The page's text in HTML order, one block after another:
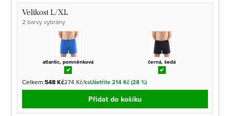
Velikost L/XL
2 barvy vybrány
atlantic, pomněnková černá, šedá
Celkem:548 Kč274 Kč/ksUšetříte 214 Kč (28 %)
Přidat do košíku